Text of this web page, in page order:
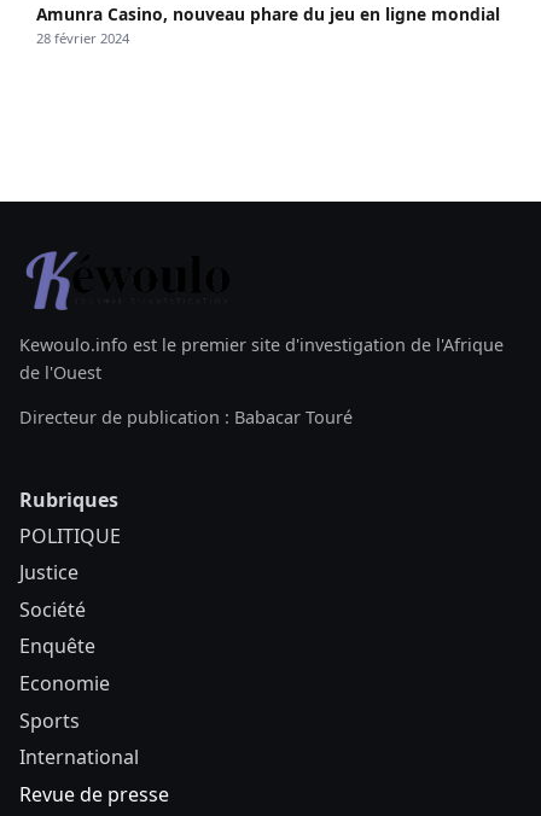
Amunra Casino, nouveau phare du jeu en ligne mondial
28 février 2024
Kewoulo.info est le premier site d'investigation de l'Afrique
de l'Ouest
Directeur de publication : Babacar Touré
Rubriques
POLITIQUE
Justice
Société
Enquête
Economie
Sports
International
Revue de presse